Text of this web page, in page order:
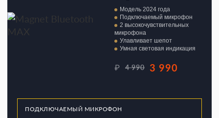
Модель 2024 года
Подключаемый микрофон
2 высокочувствительных
микрофона
Улавливает шепот
Умная световая индикация
₽ 4 990 3 990